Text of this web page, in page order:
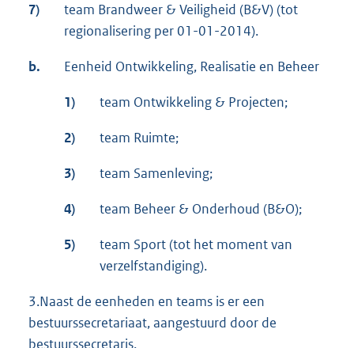
7)
team Brandweer & Veiligheid (B&V) (tot
regionalisering per 01-01-2014).
b. Eenheid Ontwikkeling, Realisatie en Beheer
1) team Ontwikkeling & Projecten;
2) team Ruimte;
3) team Samenleving;
4) team Beheer & Onderhoud (B&O);
5)
team Sport (tot het moment van
verzelfstandiging).
3.Naast de eenheden en teams is er een
bestuurssecretariaat, aangestuurd door de
bestuurssecretaris.